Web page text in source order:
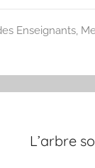
Enseignants,
L’arbre